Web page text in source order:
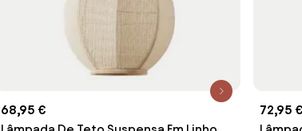
68,95 €
72,95 €